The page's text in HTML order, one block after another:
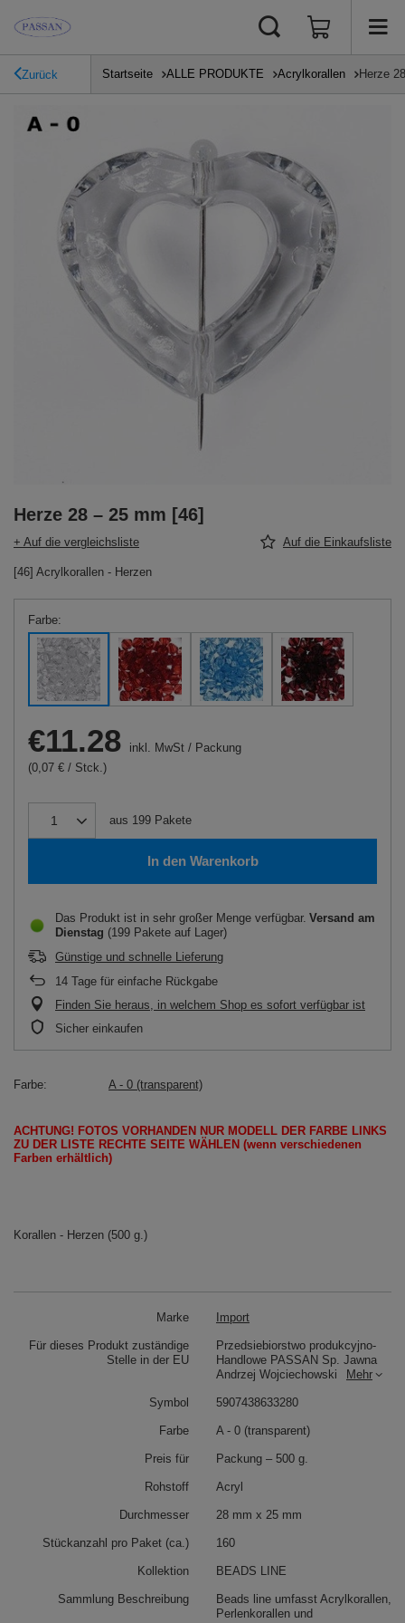
Zurück Startseite ALLE PRODUKTE Acrylkorallen Herze
Herze 28 – 25 mm [46]
+ Auf die vergleichsliste Auf die Einkaufsliste
[46] Acrylkorallen - Herzen
Farbe
€11.28 inkl. MwSt / Packung
(0,07 € / Stck.)
aus 199 Pakete
In den Warenkorb
Das Produkt ist in sehr großer Menge verfügbar Versand am
Dienstag (199 Pakete auf Lager)
Günstige und schnelle Lieferung
14 Tage für einfache Rückgabe
Finden Sie heraus, in welchem Shop es sofort verfügbar ist
Sicher einkaufen
Farbe A - 0 (transparent)
ACHTUNG! FOTOS VORHANDEN NUR MODELL DER FARBE LINKS
ZU DER LISTE RECHTE SEITE WÄHLEN (wenn verschiedenen
Farben erhältlich)
Korallen - Herzen (500 g.)
Marke Import
Für dieses Produkt zuständige
Stelle in der EU
Przedsiebiorstwo produkcyjno-
Handlowe PASSAN Sp. Jawna
Andrzej Wojciechowski
Mehr
Symbol 5907438633280
Farbe A - 0 (transparent)
Preis für Packung – 500 g.
Rohstoff Acryl
Durchmesser 28 mm x 25 mm
Stückanzahl pro Paket (ca.) 160
Kollektion BEADS LINE
Sammlung Beschreibung
Beads line umfasst Acrylkorallen,
Perlenkorallen und